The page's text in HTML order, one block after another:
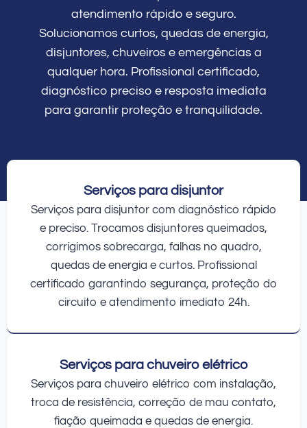
atendimento rápido e seguro.
Solucionamos curtos, quedas de energia,
disjuntores, chuveiros e emergências a
qualquer hora. Profissional certificado,
diagnóstico preciso e resposta imediata
para garantir proteção e tranquilidade.
Serviços para disjuntor
Serviços para disjuntor com diagnóstico rápido
e preciso. Trocamos disjuntores queimados,
corrigimos sobrecarga, falhas no quadro,
quedas de energia e curtos. Profissional
certificado garantindo segurança, proteção do
circuito e atendimento imediato 24h.
Serviços para chuveiro elétrico
Serviços para chuveiro elétrico com instalação,
troca de resistência, correção de mau contato,
fiação queimada e quedas de energia.